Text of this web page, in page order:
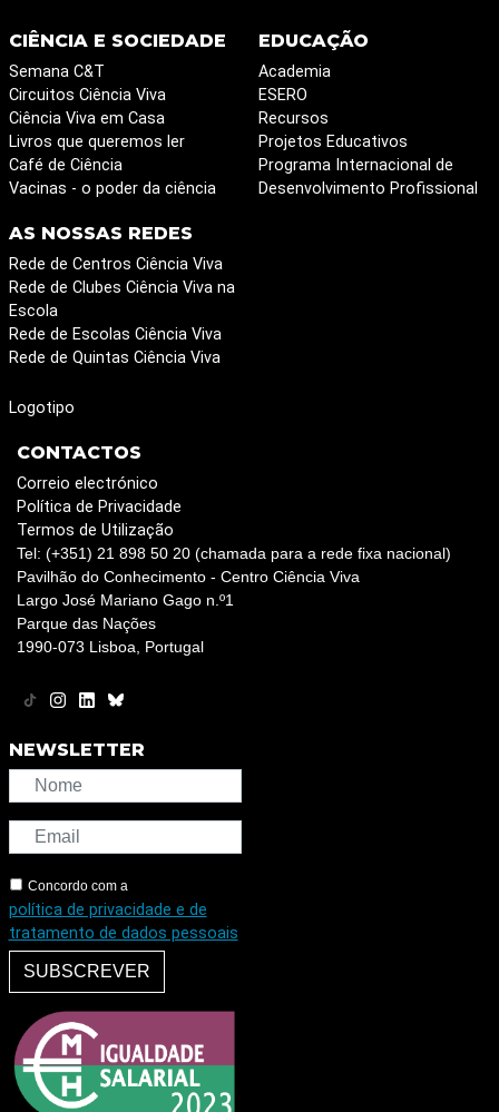
CIÊNCIA E SOCIEDADE
Semana C&T
Circuitos Ciência Viva
Ciência Viva em Casa
Livros que queremos ler
Café de Ciência
Vacinas - o poder da ciência
EDUCAÇÃO
Academia
ESERO
Recursos
Projetos Educativos
Programa Internacional de
Desenvolvimento Profissional
AS NOSSAS REDES
Rede de Centros Ciência Viva
Rede de Clubes Ciência Viva na
Escola
Rede de Escolas Ciência Viva
Rede de Quintas Ciência Viva
Logotipo
CONTACTOS
Correio electrónico
Política de Privacidade
Termos de Utilização
Tel: (+351) 21 898 50 20 (chamada para a rede fixa nacional)
Pavilhão do Conhecimento - Centro Ciência Viva
Largo José Mariano Gago n.º1
Parque das Nações
1990-073 Lisboa, Portugal
NEWSLETTER
Concordo com a
política de privacidade e de
tratamento de dados pessoais
SUBSCREVER